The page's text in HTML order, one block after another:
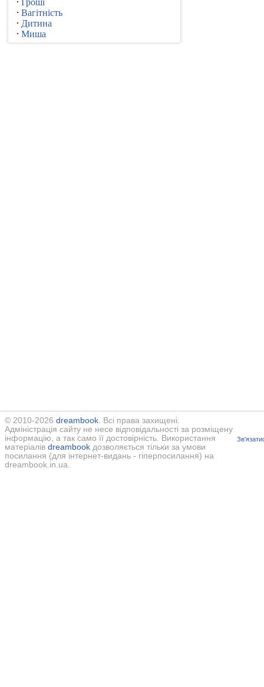
Гроші
Вагітність
Дитина
Миша
© 2010-2026 dreambook. Всі права захищені.
Адміністрація сайту не несе відповідальності за розміщену
інформацію, а так само її достовірність. Використання
матеріалів dreambook дозволяється тільки за умови
посилання (для інтернет-видань - гіперпосилання) на
dreambook.in.ua.